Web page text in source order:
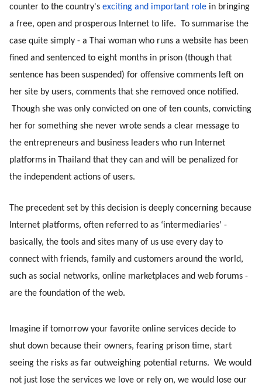
counter to the country's exciting and important role in bringing
a free, open and prosperous Internet to life.  To summarise the
case quite simply - a Thai woman who runs a website has been
fined and sentenced to eight months in prison (though that
sentence has been suspended) for offensive comments left on
her site by users, comments that she removed once notified.
Though she was only convicted on one of ten counts, convicting
her for something she never wrote sends a clear message to
the entrepreneurs and business leaders who run Internet
platforms in Thailand that they can and will be penalized for
the independent actions of users.
The precedent set by this decision is deeply concerning because
Internet platforms, often referred to as ‘intermediaries’ -
basically, the tools and sites many of us use every day to
connect with friends, family and customers around the world,
such as social networks, online marketplaces and web forums -
are the foundation of the web.
Imagine if tomorrow your favorite online services decide to
shut down because their owners, fearing prison time, start
seeing the risks as far outweighing potential returns.  We would
not just lose the services we love or rely on, we would lose our